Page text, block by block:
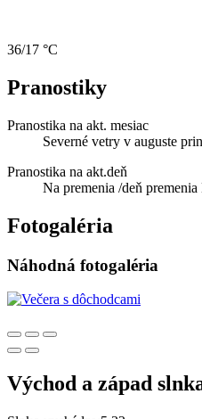
36/17 °C
Pranostiky
Pranostika na akt. mesiac
Severné vetry v auguste
Pranostika na akt.deň
Na premenia /deň
Fotogaléria
Náhodná fotogaléria
Východ a západ